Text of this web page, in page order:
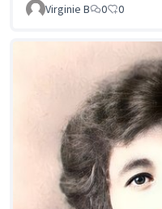
Virginie B 0 0